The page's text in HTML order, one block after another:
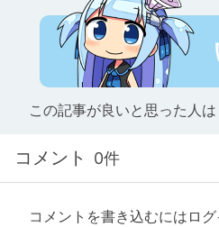
この記事が良いと思った人
コメント 0件
コメントを書き込むにはロ